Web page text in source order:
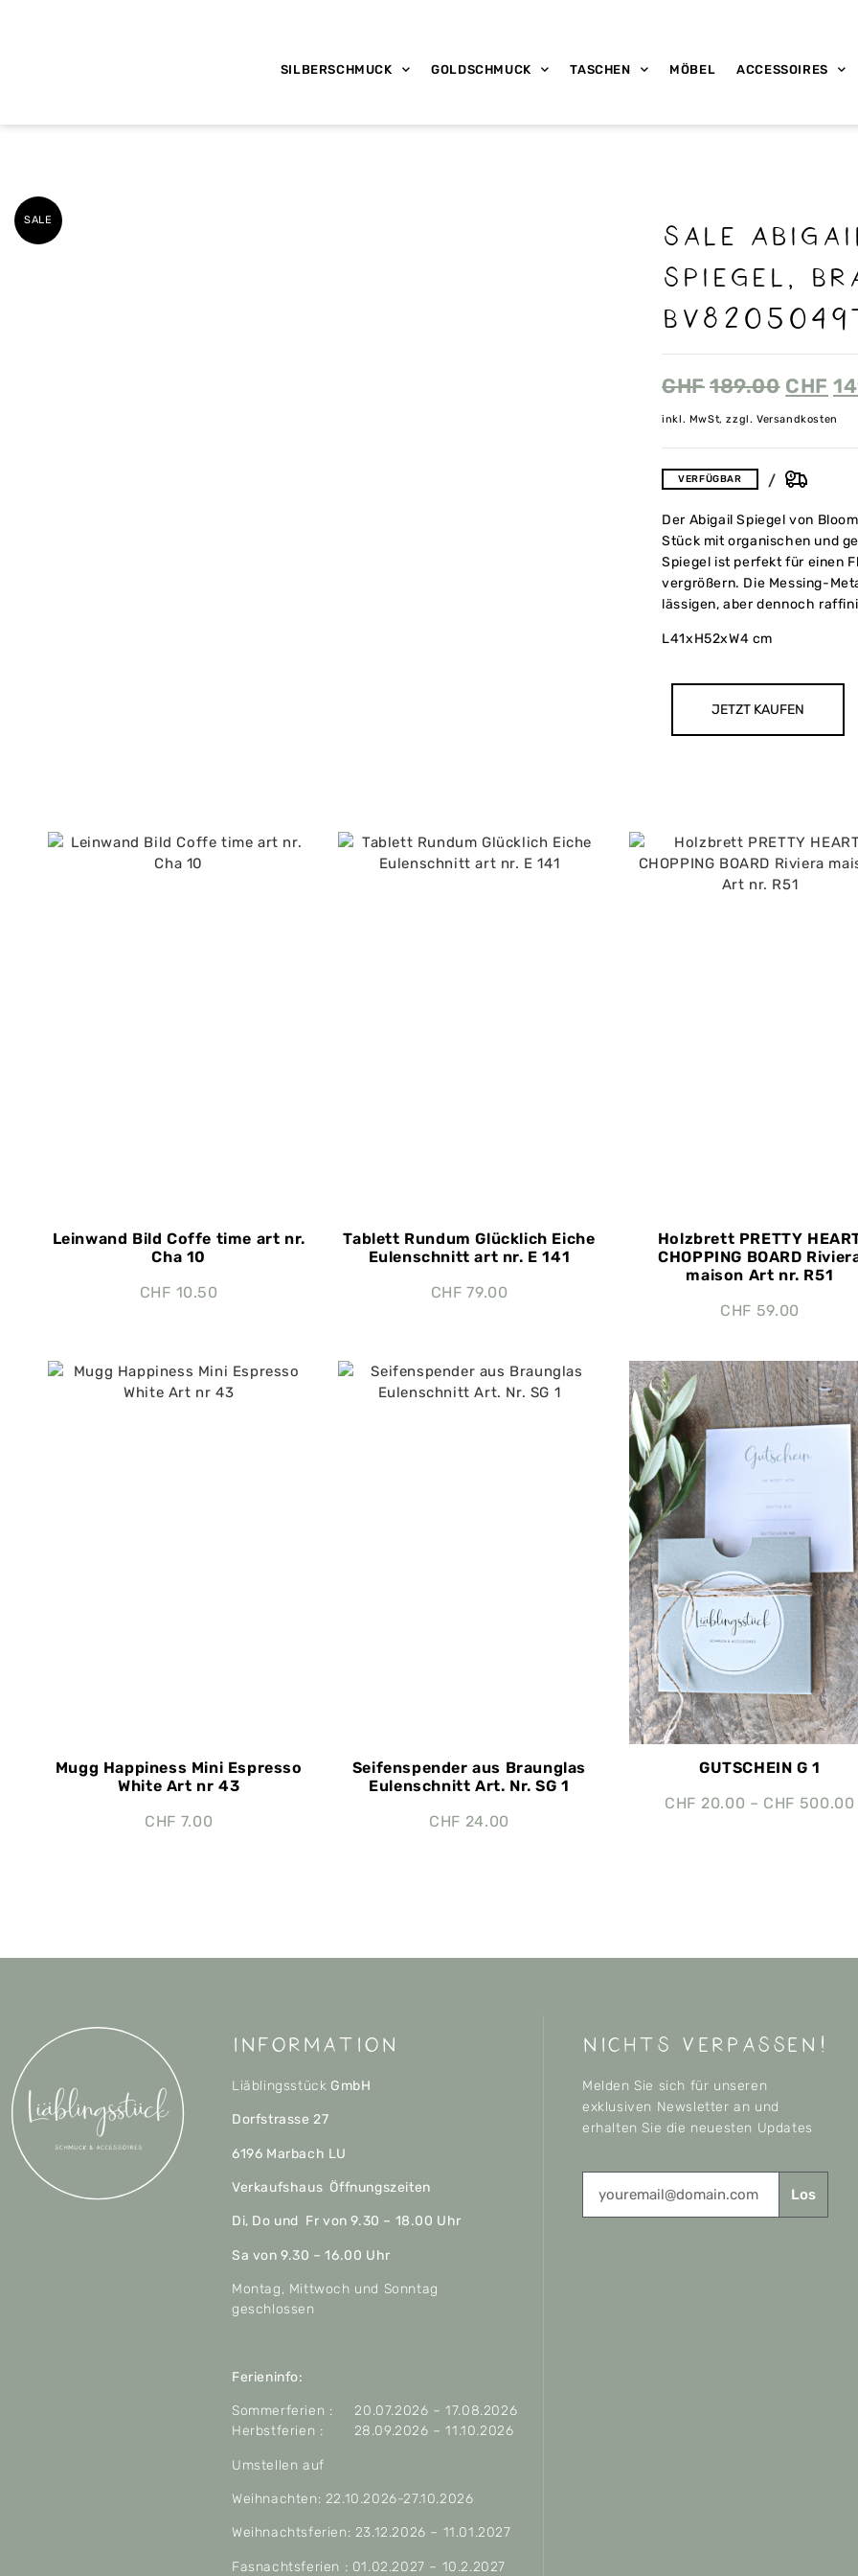
SILBERSCHMUCK GOLDSCHMUCK TASCHEN MÖBEL ACCESSOIRES
SALE sale
Spiegel,
CHF 189.00 CHF
inkl. MwSt, zzgl. Versandkosten
VERFÜGBAR
Der Abigail Spiegel von
Stück mit organischen und
Spiegel ist perfekt für einen
vergrößern. Die Messing-
lässigen, aber dennoch
L41xH52xW4 cm
JETZT KAUFEN
Leinwand Bild Coffe time art nr.
Cha 10
CHF 10.50
Tablett Rundum Glücklich Eiche
Eulenschnitt art nr. E 141
CHF 79.00
Holzbrett PRETTY
CHOPPING BOARD
maison Art nr. R51
CHF 59.00
Mugg Happiness Mini Espresso
White Art nr 43
CHF 7.00
Seifenspender aus Braunglas
Eulenschnitt Art. Nr. SG 1
CHF 24.00
GUTSCHEIN G 1
CHF 20.00 – CHF 500.00
Information
Liäblingsstück GmbH
Dorfstrasse 27
6196 Marbach LU
Verkaufshaus Öffnungszeiten
Di, Do und Fr von 9.30 – 18.00 Uhr
Sa von 9.30 – 16.00 Uhr
Montag, Mittwoch und Sonntag
geschlossen
Ferieninfo:
Sommerferien : 20.07.2026 – 17.08.2026
Herbstferien : 28.09.2026 – 11.10.2026
Umstellen auf
Weihnachten: 22.10.2026-27.10.2026
Weihnachtsferien: 23.12.2026 – 11.01.2027
Fasnachtsferien : 01.02.2027 – 10.2.2027
nichts verpassen!
Melden Sie sich für unseren
exklusiven Newsletter an und
erhalten Sie die neuesten Updates
Los